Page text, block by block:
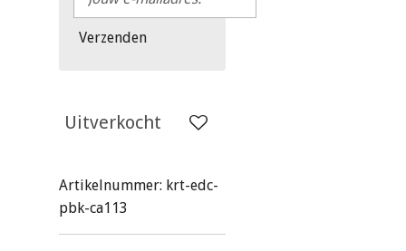
Verzenden
Uitverkocht
Artikelnummer: krt-edc-
pbk-ca113